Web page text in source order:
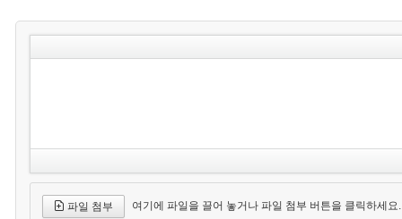
파일 첨부 여기에 파일을 끌어 놓거나 파일 첨부 버튼을 클릭하세요.